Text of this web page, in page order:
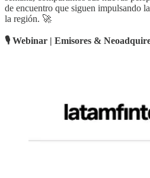
de encuentro que siguen impulsando
la región. 🚀
🎙 Webinar | Emisores &